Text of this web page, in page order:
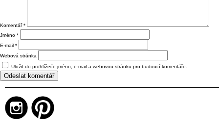
Komentář*
Jméno *
E-mail *
Webová stránka
Uložit do prohlížeče jméno, e-mail a webovou stránku pro budoucí komentáře.